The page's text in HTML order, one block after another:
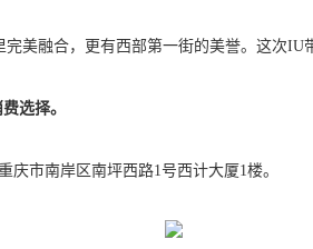
美融合，更有西部第一街的美誉。这次IU
选择。
庆市南岸区南坪西路1号西计大厦1楼。